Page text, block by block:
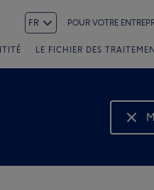
FR POUR VOTRE
LE FICHIER DES